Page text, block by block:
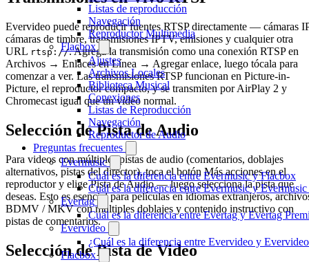
Listas de reproducción
Navegación
Reproductor Multimedia
Flacbox
Ajustes
Archivos Locales
Biblioteca Musical
Conexiones
Listas de Reproducción
Navegación
Reproductor de Audio
Preguntas frecuentes
Evermusic
Cuál es la diferencia entre Evermusic y Flacbox
Cuál es la diferencia entre Evermusic y
Evertag
Cuál es la diferencia entre Evertag y Evertag
Evervideo
¿Cuál es la diferencia entre Evervideo y
Flacbox
Evervideo puede reproducir fuentes RTSP directamente — cámaras
cámaras de timbre, transmisiones IPTV, emisiones y cualquier otra
URL rtsp://. Agrega la transmisión como una conexión RTSP en
Archivos → Enlaces en Línea → Agregar enlace, luego tócala para
comenzar a ver. Las transmisiones RTSP funcionan en Picture-in-
Picture, el reproductor compacto, y se transmiten por AirPlay 2 y
Chromecast igual que un video normal.
Selección de Pista de Audio
Para videos con múltiples pistas de audio (comentarios, doblajes
alternativos, pistas del director), toca el botón Más acciones en el
reproductor y elige Pista de Audio — luego selecciona la pista que
deseas. Esto es esencial para películas en idiomas extranjeros,
BDMV / MKV con múltiples doblajes y contenido instructivo con
pistas de comentarios.
Selección de Pista de Video